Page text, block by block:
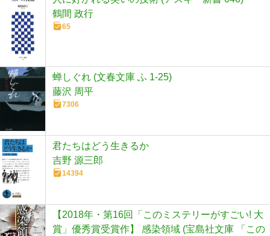
鶴間 政行
65
蝉しぐれ (文春文庫 ふ 1-25)
藤沢 周平
7306
君たちはどう生きるか
吉野 源三郎
14394
【2018年・第16回「このミステリーがすごい! 大
賞」優秀賞受賞作】 感染領域 (宝島社文庫 「この